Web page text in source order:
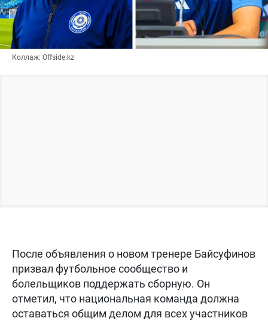
Коллаж: Offside.kz
После объявления о новом тренере Байсуфинов
призвал футбольное сообщество и
болельщиков поддержать сборную. Он
отметил, что национальная команда должна
оставаться общим делом для всех участников